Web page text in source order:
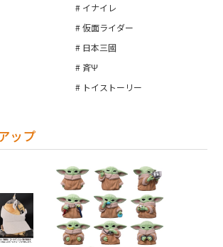
イナイレ
仮面ライダー
日本三國
斉Ψ
トイストーリー
ップ